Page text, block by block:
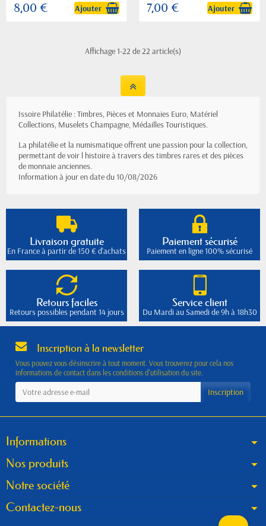
8,00 € Ajouter 7,00 € Ajouter
Affichage 1-22 de 22 article(s)
Issoire Philatélie : Timbres, Pièces et Monnaies Euro, Matériel
Collections, Muselets Champagne, Médailles Touristiques.
La philatélie et la numismatique offrent une passion pour la collection,
permettant de voir l histoire à travers des timbres rares et des pièces
de monnaie anciennes.
Information à jour en date du 10/08/2026
Livraison gratuite
En France à partir de 150 € d'achats
Paiement sécurisé
Paiement en ligne 100% sécurisé
Retours faciles
Retours possibles pendant 14 jours
Service client
Du Mardi au Samedi de 9h à 18h30
Inscription à la newsletter
Vous pouvez vous désinscrire à tout moment. Vous trouverez pour cela nos
informations de contact dans les conditions d'utilisation du site.
Informations
Nos produits
Notre société
Contactez-nous